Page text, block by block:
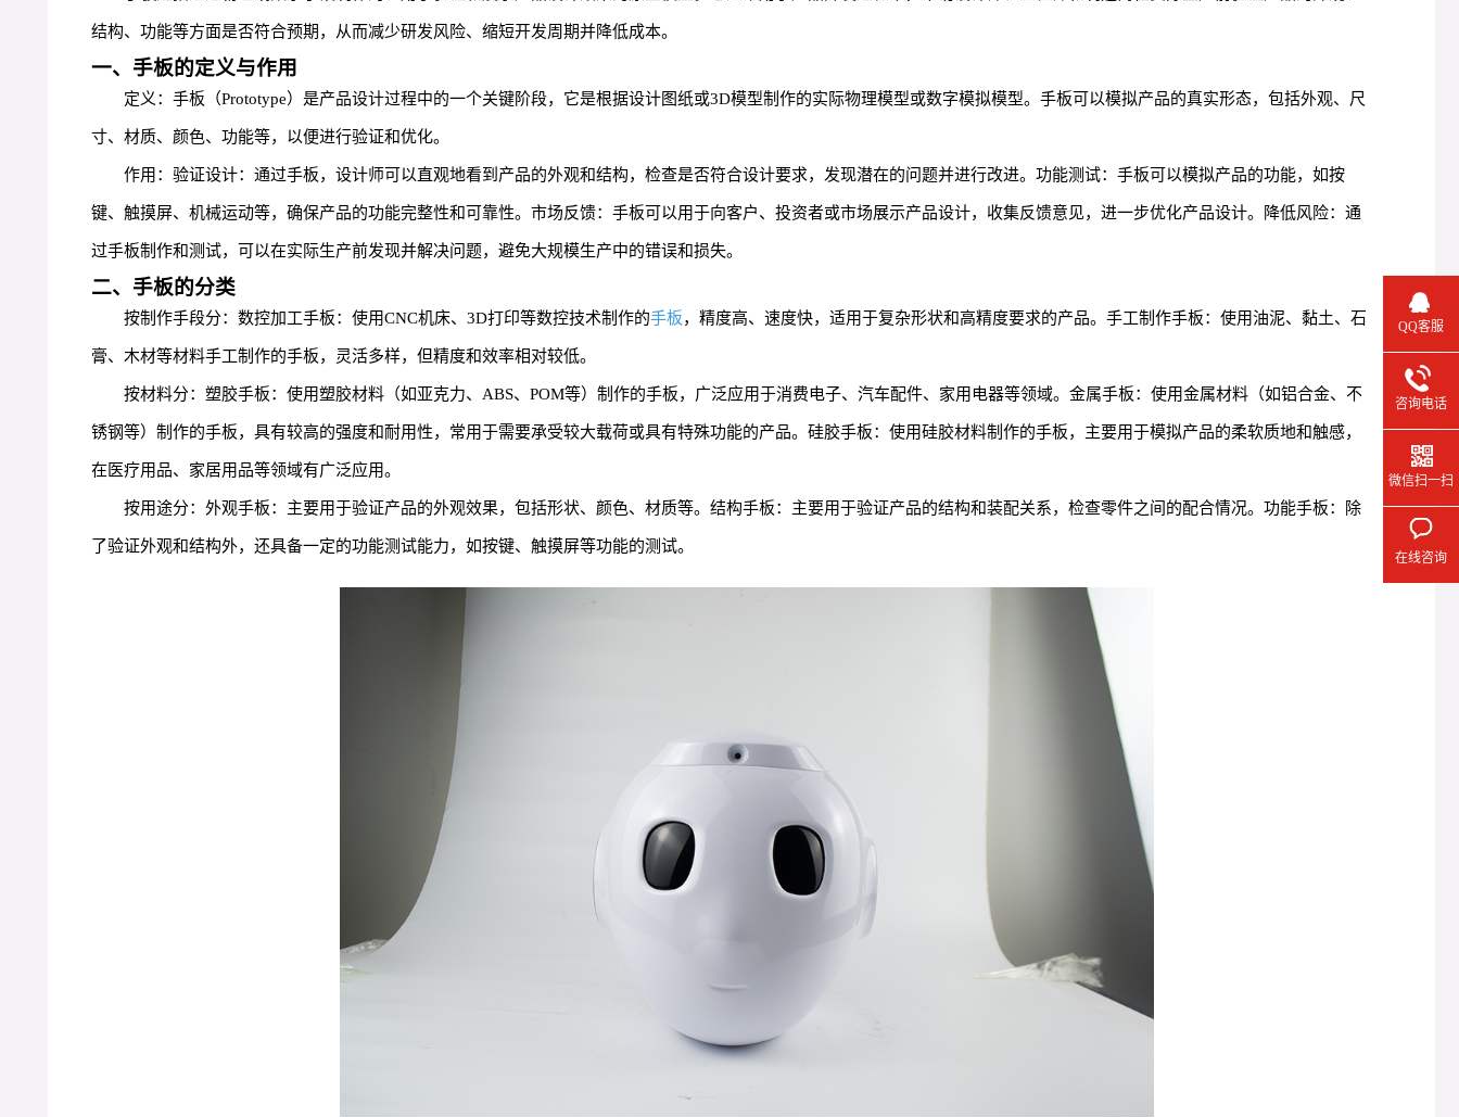
结构、功能等方面是否符合预期，从而减少研发风险、缩短开发周期并降低成本。
一、手板的定义与作用
定义：手板（Prototype）是产品设计过程中的一个关键阶段，它是根据设计图纸或3D模型制作的实际物理模型或数字模拟模型。手板可以模拟产品的真实形态，包括外观、尺
寸、材质、颜色、功能等，以便进行验证和优化。
作用：验证设计：通过手板，设计师可以直观地看到产品的外观和结构，检查是否符合设计要求，发现潜在的问题并进行改进。功能测试：手板可以模拟产品的功能，如按
键、触摸屏、机械运动等，确保产品的功能完整性和可靠性。市场反馈：手板可以用于向客户、投资者或市场展示产品设计，收集反馈意见，进一步优化产品设计。降低风险：通
过手板制作和测试，可以在实际生产前发现并解决问题，避免大规模生产中的错误和损失。
二、手板的分类
按制作手段分：数控加工手板：使用CNC机床、3D打印等数控技术制作的手板，精度高、速度快，适用于复杂形状和高精度要求的产品。手工制作手板：使用油泥、黏土、石
膏、木材等材料手工制作的手板，灵活多样，但精度和效率相对较低。
按材料分：塑胶手板：使用塑胶材料（如亚克力、ABS、POM等）制作的手板，广泛应用于消费电子、汽车配件、家用电器等领域。金属手板：使用金属材料（如铝合金、不
锈钢等）制作的手板，具有较高的强度和耐用性，常用于需要承受较大载荷或具有特殊功能的产品。硅胶手板：使用硅胶材料制作的手板，主要用于模拟产品的柔软质地和触感，
在医疗用品、家居用品等领域有广泛应用。
按用途分：外观手板：主要用于验证产品的外观效果，包括形状、颜色、材质等。结构手板：主要用于验证产品的结构和装配关系，检查零件之间的配合情况。功能手板：除
了验证外观和结构外，还具备一定的功能测试能力，如按键、触摸屏等功能的测试。
QQ客服
咨询电话
微信扫一扫
在线咨询